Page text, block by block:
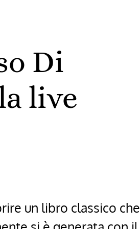
Di
live
un libro classico che